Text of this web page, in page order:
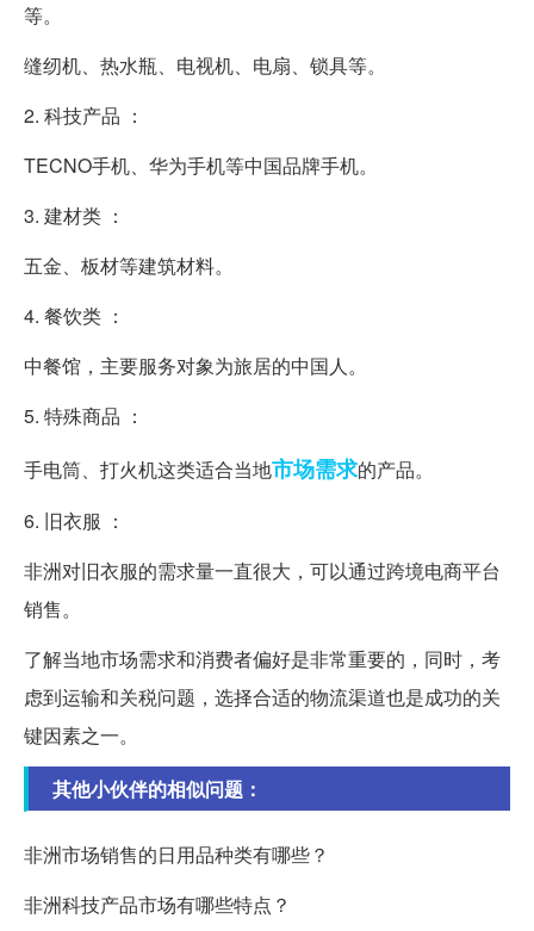
等。
缝纫机、热水瓶、电视机、电扇、锁具等。
2. 科技产品 ：
TECNO手机、华为手机等中国品牌手机。
3. 建材类 ：
五金、板材等建筑材料。
4. 餐饮类 ：
中餐馆，主要服务对象为旅居的中国人。
5. 特殊商品 ：
手电筒、打火机这类适合当地市场需求的产品。
6. 旧衣服 ：
非洲对旧衣服的需求量一直很大，可以通过跨境电商平台
销售。
了解当地市场需求和消费者偏好是非常重要的，同时，考
虑到运输和关税问题，选择合适的物流渠道也是成功的关
键因素之一。
其他小伙伴的相似问题：
非洲市场销售的日用品种类有哪些？
非洲科技产品市场有哪些特点？